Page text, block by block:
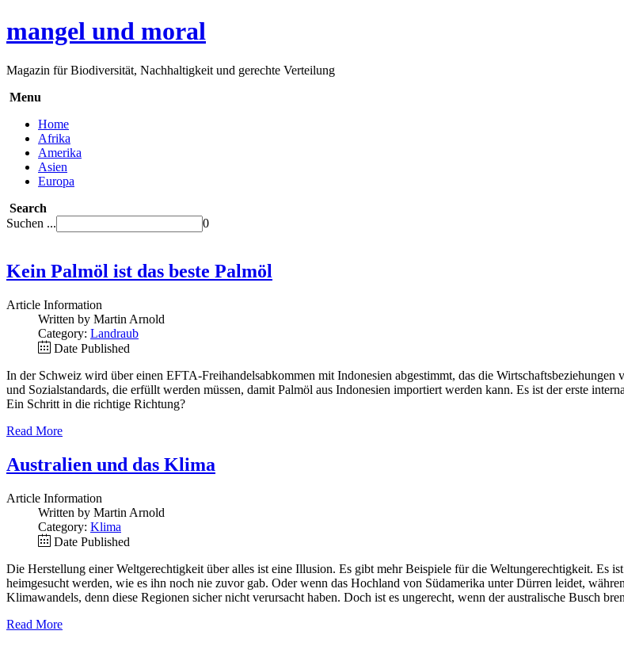
mangel und moral
Magazin für Biodiversität, Nachhaltigkeit und gerechte Verteilung
Menu
Home
Afrika
Amerika
Asien
Europa
Search
Suchen ...
0
Kein Palmöl ist das beste Palmöl
Article Information
Written by Martin Arnold
Category: Landraub
Date Published
In der Schweiz wird über einen EFTA-Freihandelsabkommen mit Indonesien abgestimmt, das die
und Sozialstandards, die erfüllt werden müssen, damit Palmöl aus Indonesien importiert werden kann. Es ist der erste
Ein Schritt in die richtige Richtung?
Read More
Australien und das Klima
Article Information
Written by Martin Arnold
Category: Klima
Date Published
Die Herstellung einer Weltgerechtigkeit über alles ist eine Illusion. Es gibt mehr Beispiele für die Weltungerechtigkeit. Es
heimgesucht werden, wie es ihn noch nie zuvor gab. Oder wenn das Hochland von Südamerika unter Dürren leidet,
Klimawandels, denn diese Regionen sicher nicht verursacht haben. Doch ist es ungerecht, wenn der australische Busch
Read More